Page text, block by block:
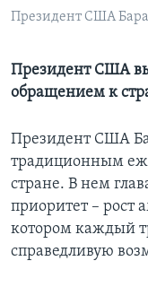
Президент США
Президент США
обращением к
Президент США
традиционным
стране. В нем
приоритет – рост
котором каждый
справедливую